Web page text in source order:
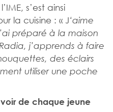
s’est ainsi
la cuisine : « J‘aime
préparé à la maison
j’apprends à faire
des éclairs
utiliser une poche
de chaque jeune